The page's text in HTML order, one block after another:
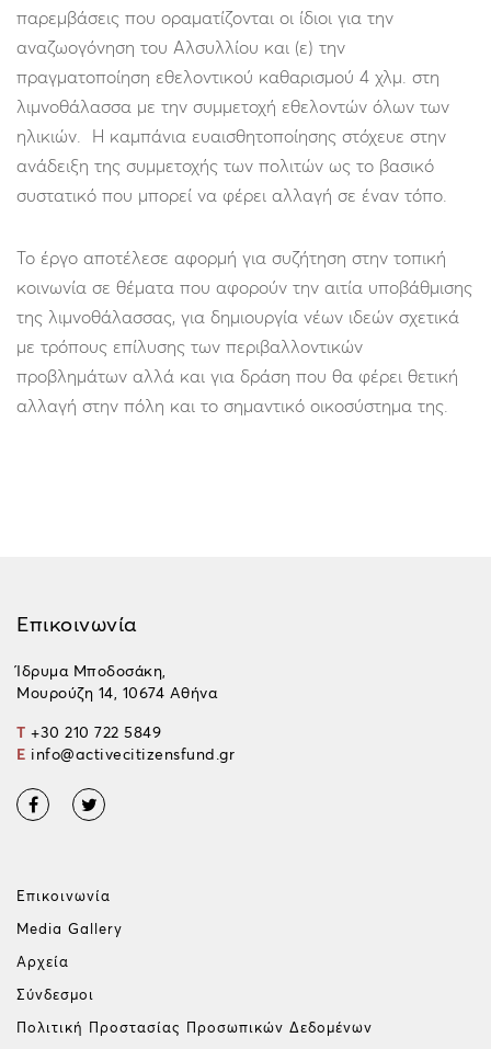
παρεμβάσεις που οραματίζονται οι ίδιοι για την
αναζωογόνηση του Αλσυλλίου και (ε) την
πραγματοποίηση εθελοντικού καθαρισμού 4 χλμ. στη
λιμνοθάλασσα με την συμμετοχή εθελοντών όλων των
ηλικιών. Η καμπάνια ευαισθητοποίησης στόχευε στην
ανάδειξη της συμμετοχής των πολιτών ως το βασικό
συστατικό που μπορεί να φέρει αλλαγή σε έναν τόπο.
Το έργο αποτέλεσε αφορμή για συζήτηση στην τοπική
κοινωνία σε θέματα που αφορούν την αιτία υποβάθμισης
της λιμνοθάλασσας, για δημιουργία νέων ιδεών σχετικά
με τρόπους επίλυσης των περιβαλλοντικών
προβλημάτων αλλά και για δράση που θα φέρει θετική
αλλαγή στην πόλη και το σημαντικό οικοσύστημα της.
Επικοινωνία
Ίδρυμα Μποδοσάκη,
Μουρούζη 14, 10674 Αθήνα
T +30 210 722 5849
E info@activecitizensfund.gr
Επικοινωνία
Media Gallery
Αρχεία
Σύνδεσμοι
Πολιτική Προστασίας Προσωπικών Δεδομένων